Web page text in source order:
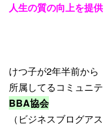
人生の質の向上を提
けつ子が2年半前から
所属してるコミュニ
BBA協会
（ビジネスブログア